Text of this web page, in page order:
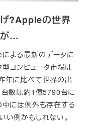
?Appleの世界
が…
よる最新のデータに
コンピュータ市場は
年に比べて世界の出
台数は約1億5790台に
中には例外も存在する
例かもしれない。